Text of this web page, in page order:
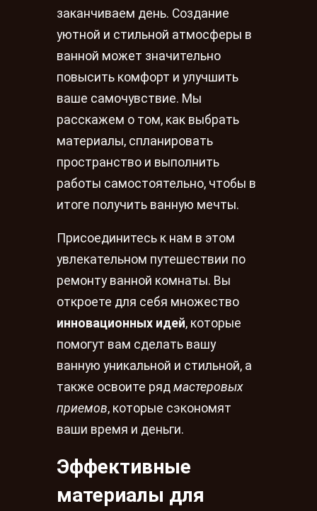
заканчиваем день. Создание
уютной и стильной атмосферы в
ванной может значительно
повысить комфорт и улучшить
ваше самочувствие. Мы
расскажем о том, как выбрать
материалы, спланировать
пространство и выполнить
работы самостоятельно, чтобы в
итоге получить ванную мечты.
Присоединитесь к нам в этом
увлекательном путешествии по
ремонту ванной комнаты. Вы
откроете для себя множество
инновационных идей, которые
помогут вам сделать вашу
ванную уникальной и стильной, а
также освоите ряд мастеровых
приемов, которые сэкономят
ваши время и деньги.
Эффективные
материалы для